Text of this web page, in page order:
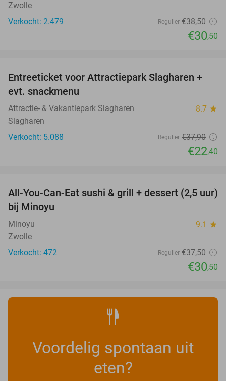
Zwolle
Verkocht: 2.479
Regulier €38,50
€30,50
41%
Entreeticket voor Attractiepark Slagharen +
evt. snackmenu
Attractie- & Vakantiepark Slagharen 8.7 star
Slagharen
Verkocht: 5.088
Regulier €37,90
€22,40
19%
All-You-Can-Eat sushi & grill + dessert (2,5 uur)
bij Minoyu
Minoyu 9.1 star
Zwolle
Verkocht: 472
Regulier €37,50
€30,50
Voordelig spontaan uit
eten?